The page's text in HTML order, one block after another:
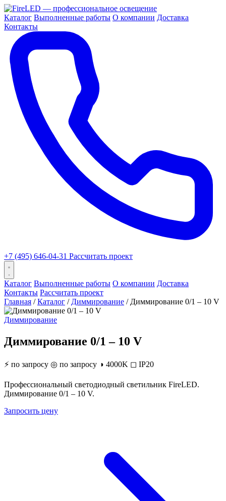
Каталог Выполненные работы О компании Доставка
Контакты
+7 (495) 646-04-31 Рассчитать проект
Каталог Выполненные работы О компании Доставка
Контакты Рассчитать проект
Главная / Каталог / Диммирование / Диммирование 0/1 – 10 V
Диммирование
Диммирование 0/1 – 10 V
⚡ по запросу ◎ по запросу ◑ 4000K ◻ IP20
Профессиональный светодиодный светильник FireLED.
Диммирование 0/1 – 10 V.
Запросить цену